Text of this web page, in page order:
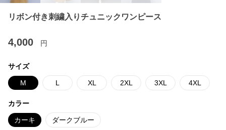
リボン付き刺繍入りチュニックワンピース
4,000 円
サイズ
M L XL 2XL 3XL 4XL
カラー
カーキ ダークブルー